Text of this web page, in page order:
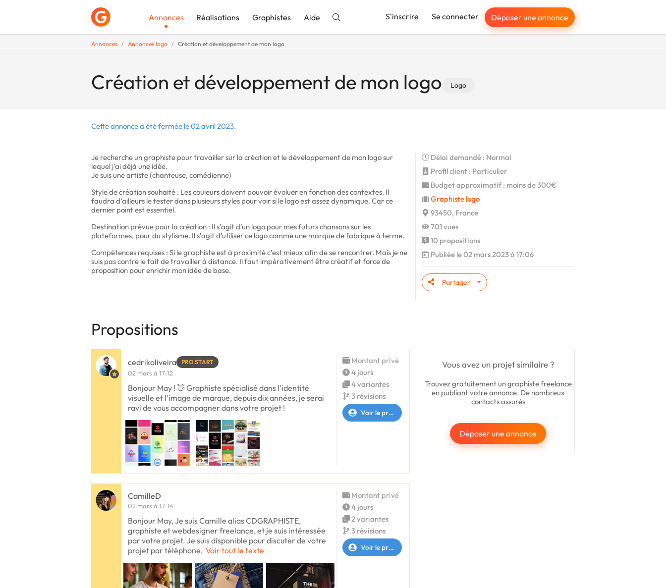
Annonces Réalisations Graphistes Aide S'inscrire Se connecter Déposer une annonce
Annonces Annonces logo Création et développement de mon logo
Création et développement de mon logo Logo
Cette annonce a été fermée le 02 avril 2023.
Je recherche un graphiste pour travailler sur la création et le développement de mon logo sur
lequel j’ai déjà une idée.
Je suis une artiste (chanteuse, comédienne)
Style de création souhaité : Les couleurs doivent pouvoir évoluer en fonction des contextes. Il
faudra d’ailleurs le tester dans plusieurs styles pour voir si le logo est assez dynamique. Car ce
dernier point est essentiel.
Destination prévue pour la création : Il s’agit d’un logo pour mes futurs chansons sur les
plateformes, pour du stylisme. Il s’agit d’utiliser ce logo comme une marque de fabrique à terme.
Compétences requises : Si le graphiste est à proximité c’est mieux afin de se rencontrer. Mais je ne
suis pas contre le fait de travailler à distance. Il faut impérativement être créatif et force de
proposition pour enrichir mon idée de base.
Délai demandé : Normal
Profil client : Particulier
Budget approximatif : moins de 300€
Graphiste logo
93450, France
701 vues
10 propositions
Publiée le 02 mars 2023 à 17:06
Partager
Propositions
Vous avez un projet similaire ?
Trouvez gratuitement un graphiste freelance
en publiant votre annonce. De nombreux
contacts assurés
Déposer une annonce
cedrikoliveira PRO START
02 mars à 17:12
Bonjour May ! 👋 Graphiste spécialisé dans l'identité
visuelle et l'image de marque, depuis dix années, je serai
ravi de vous accompagner dans votre projet !
Montant privé
4 jours
4 variantes
3 révisions
Voir le profil
CamilleD
02 mars à 17:14
Bonjour May, Je suis Camille alias CDGRAPHISTE,
graphiste et webdesigner freelance, et je suis intéressée
par votre projet. Je suis disponible pour discuter de votre
projet par téléphone, Voir tout le texte
Montant privé
4 jours
2 variantes
3 révisions
Voir le profil